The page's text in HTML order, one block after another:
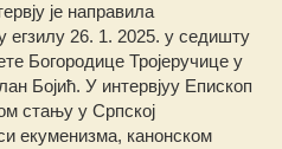
је направила
26. 1. 2025. у седишту
Богородице Тројеручице у
Бојић. У интервјуу Епископ
стању у Српској
екуменизма, канонском